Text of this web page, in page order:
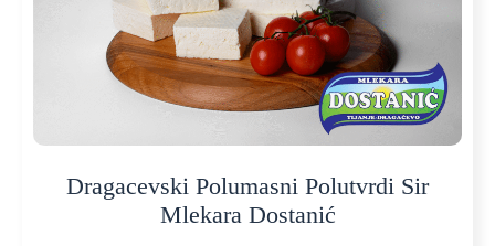
Dragacevski Polumasni Polutvrdi Sir
Mlekara Dostanić